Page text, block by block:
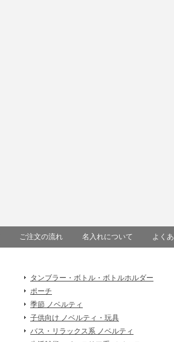
ご注文の流れ 名入れについて よく
タンブラー・ボトル・ボトルホルダー
ポーチ
季節 ノベルティ
子供向け ノベルティ・玩具
バス・リラックス系 ノベルティ